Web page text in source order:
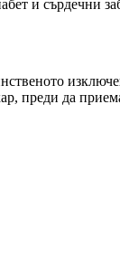
и сърдечни
преди да